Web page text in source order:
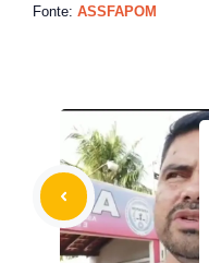
Fonte: ASSFAPOM